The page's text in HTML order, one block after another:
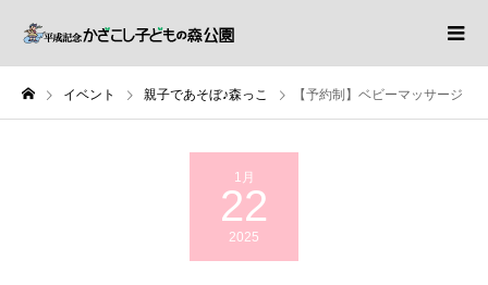
イベント 親子であそぼ♪森っこ 【予約制】ベビーマッサージ
1月
22
2025